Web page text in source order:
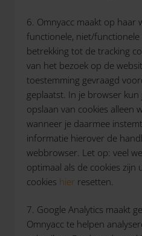
6. Omnyacc maakt op haar
functionele, niet/
betrekking tot de tracking
van het bezoek op de
toestemming gevraagd
geplaatst. In je browser
opslaan van cookies alleen
wanneer je daarmee
informatie hierover de
webbrowser. Let op: veel
optimaal als de cookies zijn
cookies hier resetten.
7. Google Analytics maakt
Omnyacc te helpen